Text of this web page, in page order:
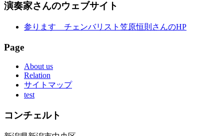
演奏家さんのウェブサイト
参ります チェンバリスト笠原恒則さんのHP
Page
About us
Relation
サイトマップ
test
コンチェルト